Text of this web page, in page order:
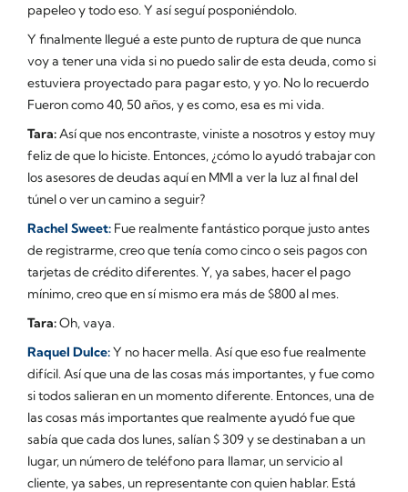
papeleo y todo eso. Y así seguí posponiéndolo.
Y finalmente llegué a este punto de ruptura de que nunca
voy a tener una vida si no puedo salir de esta deuda, como si
estuviera proyectado para pagar esto, y yo. No lo recuerdo
Fueron como 40, 50 años, y es como, esa es mi vida.
Tara: Así que nos encontraste, viniste a nosotros y estoy muy
feliz de que lo hiciste. Entonces, ¿cómo lo ayudó trabajar con
los asesores de deudas aquí en MMI a ver la luz al final del
túnel o ver un camino a seguir?
Rachel Sweet: Fue realmente fantástico porque justo antes
de registrarme, creo que tenía como cinco o seis pagos con
tarjetas de crédito diferentes. Y, ya sabes, hacer el pago
mínimo, creo que en sí mismo era más de $800 al mes.
Tara:Oh, vaya.
Raquel Dulce:Y no hacer mella. Así que eso fue realmente
difícil. Así que una de las cosas más importantes, y fue como
si todos salieran en un momento diferente. Entonces, una de
las cosas más importantes que realmente ayudó fue que
sabía que cada dos lunes, salían $ 309 y se destinaban a un
lugar, un número de teléfono para llamar, un servicio al
cliente, ya sabes, un representante con quien hablar. Está